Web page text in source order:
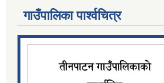
गाउँपालिका पार्श्‍वचित्र